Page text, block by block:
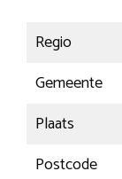
Regio
Gemeente
Plaats
Postcode